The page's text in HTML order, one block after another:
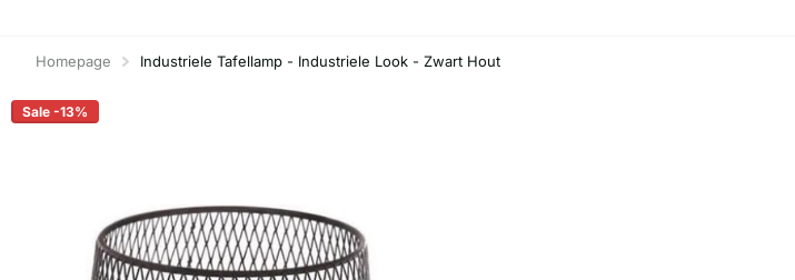
Homepage Industriele Tafellamp - Industriele Look - Zwart Hout
Sale -13%